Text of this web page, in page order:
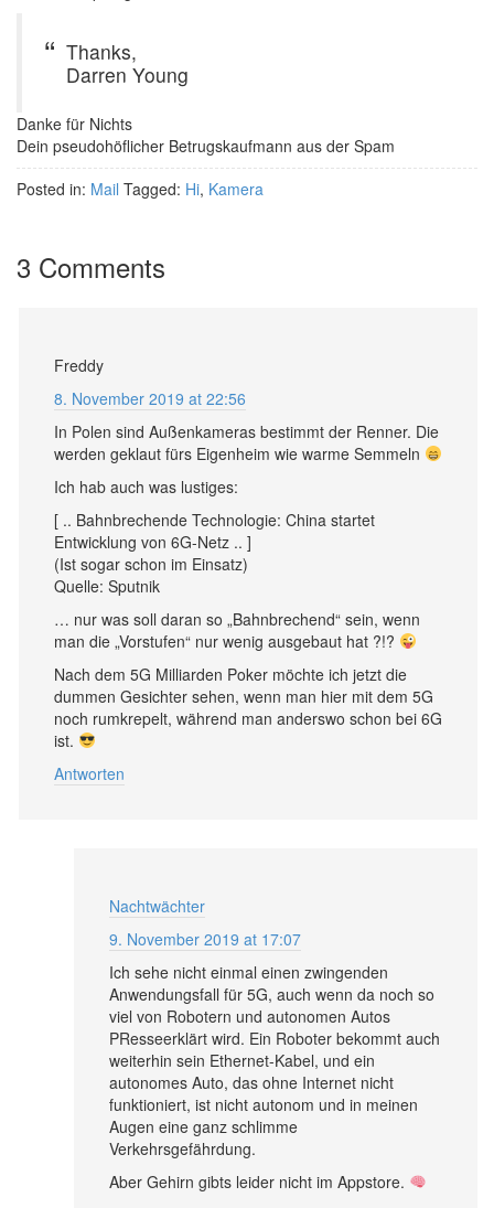
Thanks,
Darren Young
Danke für Nichts
Dein pseudohöflicher Betrugskaufmann aus der Spam
Posted in: Mail Tagged: Hi, Kamera
3 Comments
Freddy
8. November 2019 at 22:56
In Polen sind Außenkameras bestimmt der Renner. Die
werden geklaut fürs Eigenheim wie warme Semmeln
Ich hab auch was lustiges:
[ .. Bahnbrechende Technologie: China startet
Entwicklung von 6G-Netz .. ]
(Ist sogar schon im Einsatz)
Quelle: Sputnik
… nur was soll daran so „Bahnbrechend“ sein, wenn
man die „Vorstufen“ nur wenig ausgebaut hat ?!?
Nach dem 5G Milliarden Poker möchte ich jetzt die
dummen Gesichter sehen, wenn man hier mit dem 5G
noch rumkrepelt, während man anderswo schon bei 6G
ist.
Antworten
Nachtwächter
9. November 2019 at 17:07
Ich sehe nicht einmal einen zwingenden
Anwendungsfall für 5G, auch wenn da noch so
viel von Robotern und autonomen Autos
PResseerklärt wird. Ein Roboter bekommt auch
weiterhin sein Ethernet-Kabel, und ein
autonomes Auto, das ohne Internet nicht
funktioniert, ist nicht autonom und in meinen
Augen eine ganz schlimme
Verkehrsgefährdung.
Aber Gehirn gibts leider nicht im Appstore.